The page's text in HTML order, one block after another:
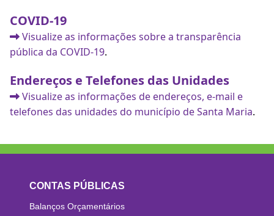
COVID-19
Visualize as informações sobre a transparência
pública da COVID-19.
Endereços e Telefones das Unidades
Visualize as informações de endereços, e-mail e
telefones das unidades do município de Santa Maria.
CONTAS PÚBLICAS
Balanços Orçamentários